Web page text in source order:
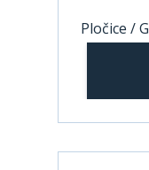
Pločice /